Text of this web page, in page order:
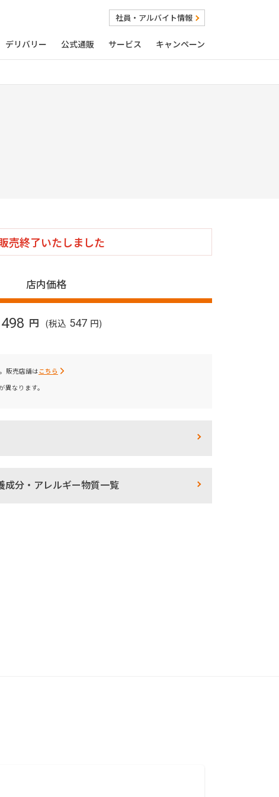
社員・アルバイト情報
デリバリー 公式通販 サービス キャンペーン
売終了いたしました
店内価格
498 円 (税込 547 円)
販売店舗は こちら
なります。
分・アレルギー物質一覧